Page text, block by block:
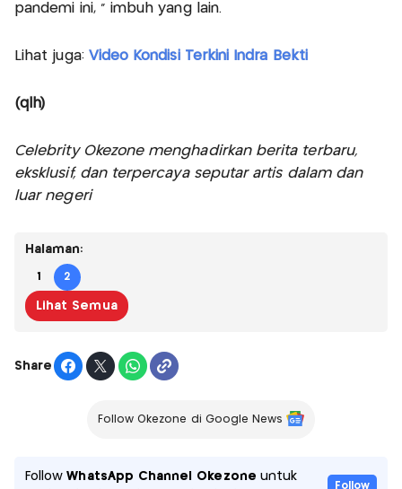
pandemi ini, " imbuh yang lain.
Lihat juga: Video Kondisi Terkini Indra Bekti
(qlh)
Celebrity Okezone menghadirkan berita terbaru,
eksklusif, dan terpercaya seputar artis dalam dan
luar negeri
Halaman:
1 2
Lihat Semua
Share
Follow Okezone di Google News
FollowWhatsApp Channel Okezone untuk
Follow